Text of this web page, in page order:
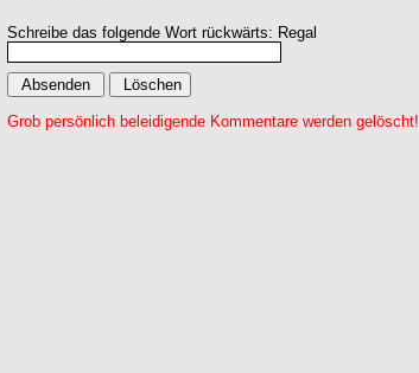
Schreibe das folgende Wort rückwärts: Regal
Grob persönlich beleidigende Kommentare werden gelöscht!